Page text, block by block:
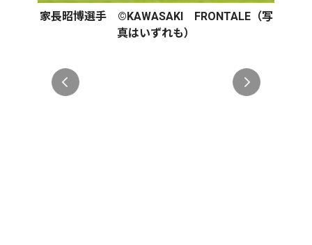
家長昭博選手 ©KAWASAKI FRONTALE（写
真はいずれも）